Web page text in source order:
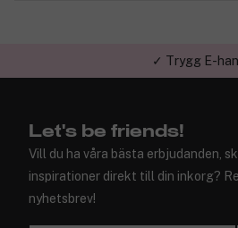
✓ Trygg E-
Let's be friends!
Vill du ha våra bästa erbjudanden,
inspirationer direkt till din inkorg?
nyhetsbrev!